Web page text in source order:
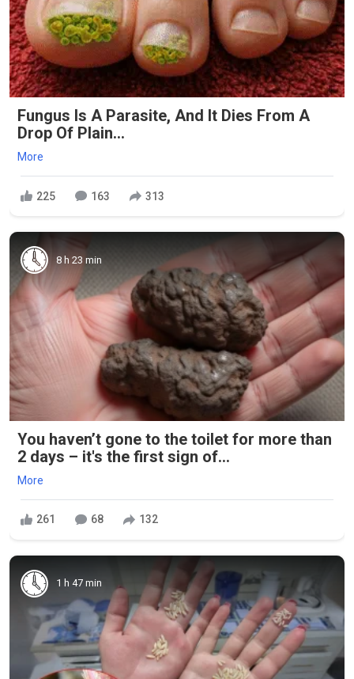
Fungus Is A Parasite, And It Dies From A
Drop Of Plain...
More
225 163 313
8 h 23 min
You haven’t gone to the toilet for more than
2 days – it's the first sign of...
More
261 68 132
1 h 47 min